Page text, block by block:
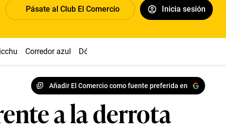
Pásate al Club El Comercio Inicia sesión
Corredor azul Dólar
Añadir El Comercio como fuente preferida en
a la derrota